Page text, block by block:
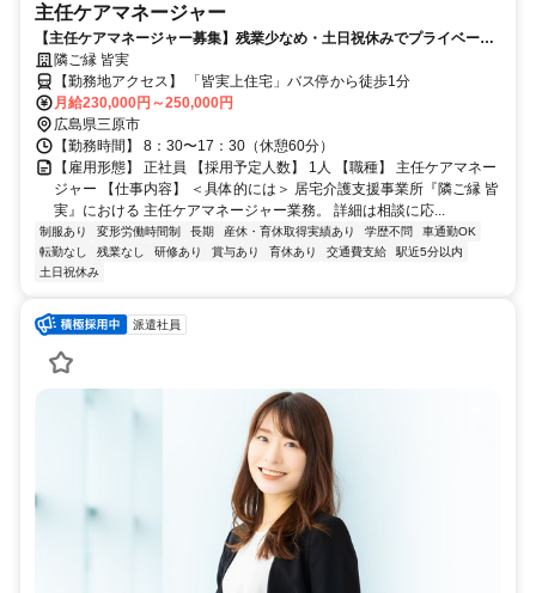
主任ケアマネージャー
【主任ケアマネージャー募集】残業少なめ・土日祝休みでプライベート
充実！長く安定して働ける環境です
隣ご縁 皆実
【勤務地アクセス】 「皆実上住宅」バス停から徒歩1分
月給230,000円～250,000円
広島県三原市
【勤務時間】 8：30〜17：30（休憩60分）
【雇用形態】 正社員 【採用予定人数】 1人 【職種】 主任ケアマネー
ジャー 【仕事内容】 ＜具体的には＞ 居宅介護支援事業所『隣ご縁 皆
実』における 主任ケアマネージャー業務。 詳細は相談に応...
制服あり 変形労働時間制 長期 産休・育休取得実績あり 学歴不問
車通勤OK
転勤なし
残業なし 研修あり 賞与あり 育休あり 交通費支給
駅近5分以内
土日祝休み
派遣社員